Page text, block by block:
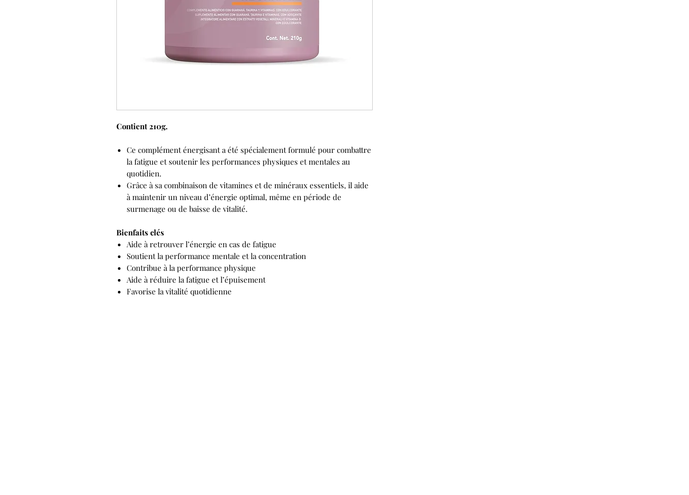
Contient 210g.
Ce complément énergisant a été spécialement formulé pour combattre
la fatigue et soutenir les performances physiques et mentales au
quotidien.
Grâce à sa combinaison de vitamines et de minéraux essentiels, il aide
à maintenir un niveau d’énergie optimal, même en période de
surmenage ou de baisse de vitalité.
Bienfaits clés
Aide à retrouver l’énergie en cas de fatigue
Soutient la performance mentale et la concentration
Contribue à la performance physique
Aide à réduire la fatigue et l’épuisement
Favorise la vitalité quotidienne